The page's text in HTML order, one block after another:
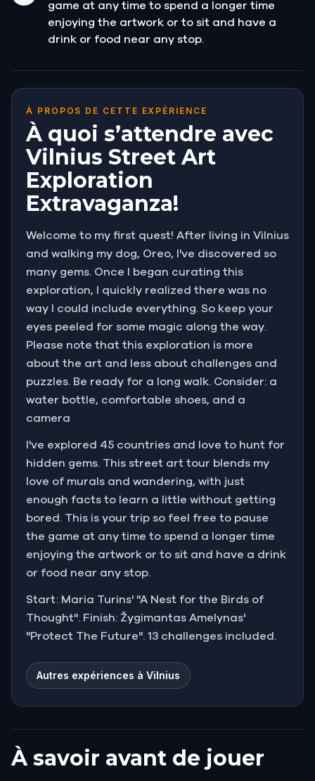
game at any time to spend a longer time
enjoying the artwork or to sit and have a
drink or food near any stop.
À PROPOS DE CETTE EXPÉRIENCE
À quoi s’attendre avec
Vilnius Street Art
Exploration
Extravaganza!
Welcome to my first quest! After living in Vilnius
and walking my dog, Oreo, I've discovered so
many gems. Once I began curating this
exploration, I quickly realized there was no
way I could include everything. So keep your
eyes peeled for some magic along the way.
Please note that this exploration is more
about the art and less about challenges and
puzzles. Be ready for a long walk. Consider: a
water bottle, comfortable shoes, and a
camera
I've explored 45 countries and love to hunt for
hidden gems. This street art tour blends my
love of murals and wandering, with just
enough facts to learn a little without getting
bored. This is your trip so feel free to pause
the game at any time to spend a longer time
enjoying the artwork or to sit and have a drink
or food near any stop.
Start: Maria Turins' "A Nest for the Birds of
Thought". Finish: Žygimantas Amelynas'
"Protect The Future". 13 challenges included.
Autres expériences à Vilnius
À savoir avant de jouer